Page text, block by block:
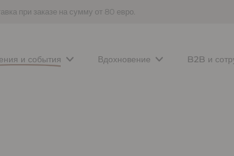
при заказе на сумму от 80 евро.
и события Вдохновение B2B и